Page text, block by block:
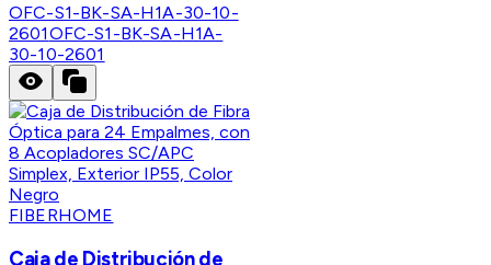
OFC-S1-BK-SA-H1A-30-10-
2601OFC-S1-BK-SA-H1A-
30-10-2601
FIBERHOME
Caja de Distribución de